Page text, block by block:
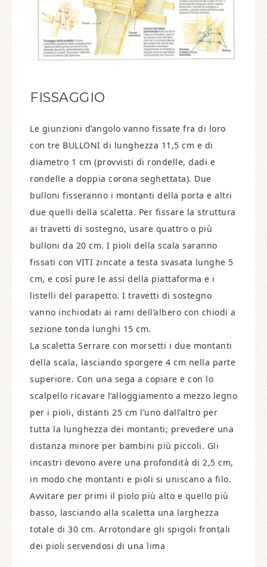
FISSAGGIO
Le giunzioni d’angolo vanno fissate fra di loro
con tre BULLONI di lunghezza 11,5 cm e di
diametro 1 cm (provvisti di rondelle, dadi e
rondelle a doppia corona seghettata). Due
bulloni fisseranno i montanti della porta e altri
due quelli della scaletta. Per fissare la struttura
ai travetti di sostegno, usare quattro o più
bulloni da 20 cm. I pioli della scala saranno
fissati con VITI zincate a testa svasata lunghe 5
cm, e così pure le assi della piattaforma e i
listelli del parapetto. I travetti di sostegno
vanno inchiodati ai rami dell’albero con chiodi a
sezione tonda lunghi 15 cm.
La scaletta Serrare con morsetti i due montanti
della scala, lasciando sporgere 4 cm nella parte
superiore. Con una sega a copiare e con lo
scalpello ricavare l’alloggiamento a mezzo legno
per i pioli, distanti 25 cm l’uno dall’altro per
tutta la lunghezza dei montanti; prevedere una
distanza minore per bambini più piccoli. Gli
incastri devono avere una profondità di 2,5 cm,
in modo che montanti e pioli si uniscano a filo.
Avvitare per primi il piolo più alto e quello più
basso, lasciando alla scaletta una larghezza
totale di 30 cm. Arrotondare gli spigoli frontali
dei pioli servendosi di una lima